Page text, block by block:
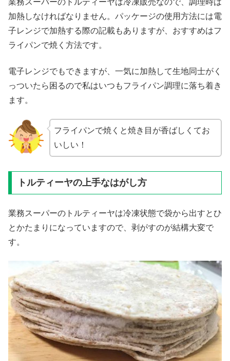
業務スーパーのトルティーヤは冷凍販売なので、調理時は
加熱しなければなりません。パッケージの使用方法には電
子レンジで加熱する際の記載もありますが、おすすめはフ
ライパンで焼く方法です。
電子レンジでもできますが、一気に加熱して生地同士がく
っついたら困るので私はいつもフライパン調理に落ち着き
ます。
フライパンで焼くと焼き目が香ばしくてお
いしい！
トルティーヤの上手なはがし方
業務スーパーのトルティーヤは冷凍状態で袋から出すとひ
とかたまりになっていますので、剥がすのが結構大変で
す。